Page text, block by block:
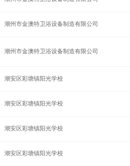
潮州市金澳特卫浴设备制造有限公司
潮州市金澳特卫浴设备制造有限公司
潮安区彩塘镇阳光学校
潮安区彩塘镇阳光学校
潮安区彩塘镇阳光学校
潮安区彩塘镇阳光学校